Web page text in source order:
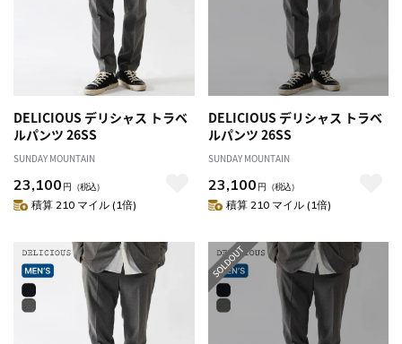
DELICIOUS デリシャス トラベ
ルパンツ 26SS
SUNDAY MOUNTAIN
23,100 円 （税込）
積算 210 マイル (1倍)
DELICIOUS デリシャス トラベ
ルパンツ 26SS
SUNDAY MOUNTAIN
23,100 円 （税込）
積算 210 マイル (1倍)